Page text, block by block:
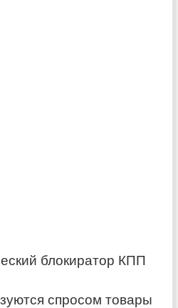
блокиратор КПП
спросом товары